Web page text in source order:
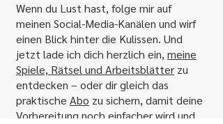
Wenn du Lust hast, folge mir auf
meinen Social-Media-Kanälen und wirf
einen Blick hinter die Kulissen. Und
jetzt lade ich dich herzlich ein,meine
Spiele, Rätsel und Arbeitsblätter zu
entdecken – oder dir gleich das
praktische Abo zu sichern, damit deine
Vorbereitung noch einfacher wird und